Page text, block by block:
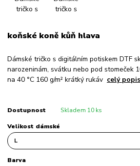
koňské koně kůň hlava
Dámské tričko s digitálním potiskem DTF
narozeninám, svátku nebo pod stomeček
na 40 °C 160 g/m² krátký rukáv celý popis
Dostupnost Skladem 10 ks
Velikost dámské
Barva